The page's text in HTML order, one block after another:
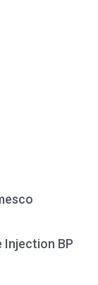
Injection BP